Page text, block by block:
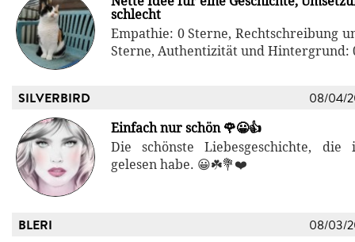
schlecht
Empathie: 0 Sterne, Rechtschreibung
Sterne, Authentizität und Hintergrund:
SILVERBIRD 08/04/
Einfach nur schön 🌹😀👍
Die schönste Liebesgeschichte,
gelesen habe. 😀☘️💐❤️
BLERI 08/03/